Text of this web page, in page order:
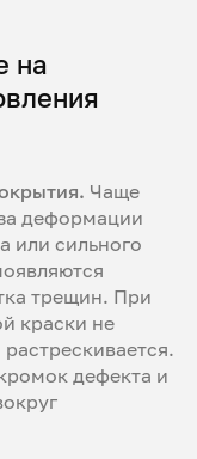
на
Чаще
деформации
или сильного
трещин. При
краски не
дефекта и